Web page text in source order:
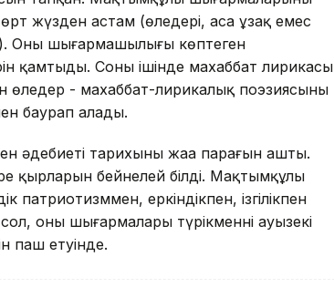
жүзден астам (өлеңдері, аса ұзақ емес
Оның шығармашылығы көптеген
қамтыды. Соның ішінде махаббат лирикасы
- махаббат-лирикалық поэзиясының
баурап алады.
әдебиеті тарихының жаңа парағын ашты.
қырларын бейнелей білді. Мақтымқұлы
еркіндікпен, ізгілікпен
оның шығармалары түрікменнің ауызекі
паш етуінде.